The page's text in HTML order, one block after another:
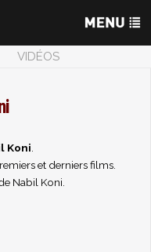
VIDÉOS
Koni
et derniers films.
Nabil Koni.